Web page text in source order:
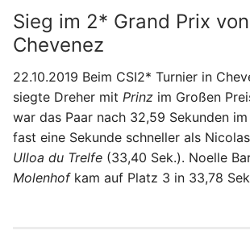
Sieg im 2* Grand Prix von
Chevenez
22.10.2019 Beim CSI2* Turnier in
siegte Dreher mit Prinz im Großen
war das Paar nach 32,59 Sekunden
fast eine Sekunde schneller als
Ulloa du Trelfe (33,40 Sek.). Noelle
Molenhofkam auf Platz 3 in 33,78